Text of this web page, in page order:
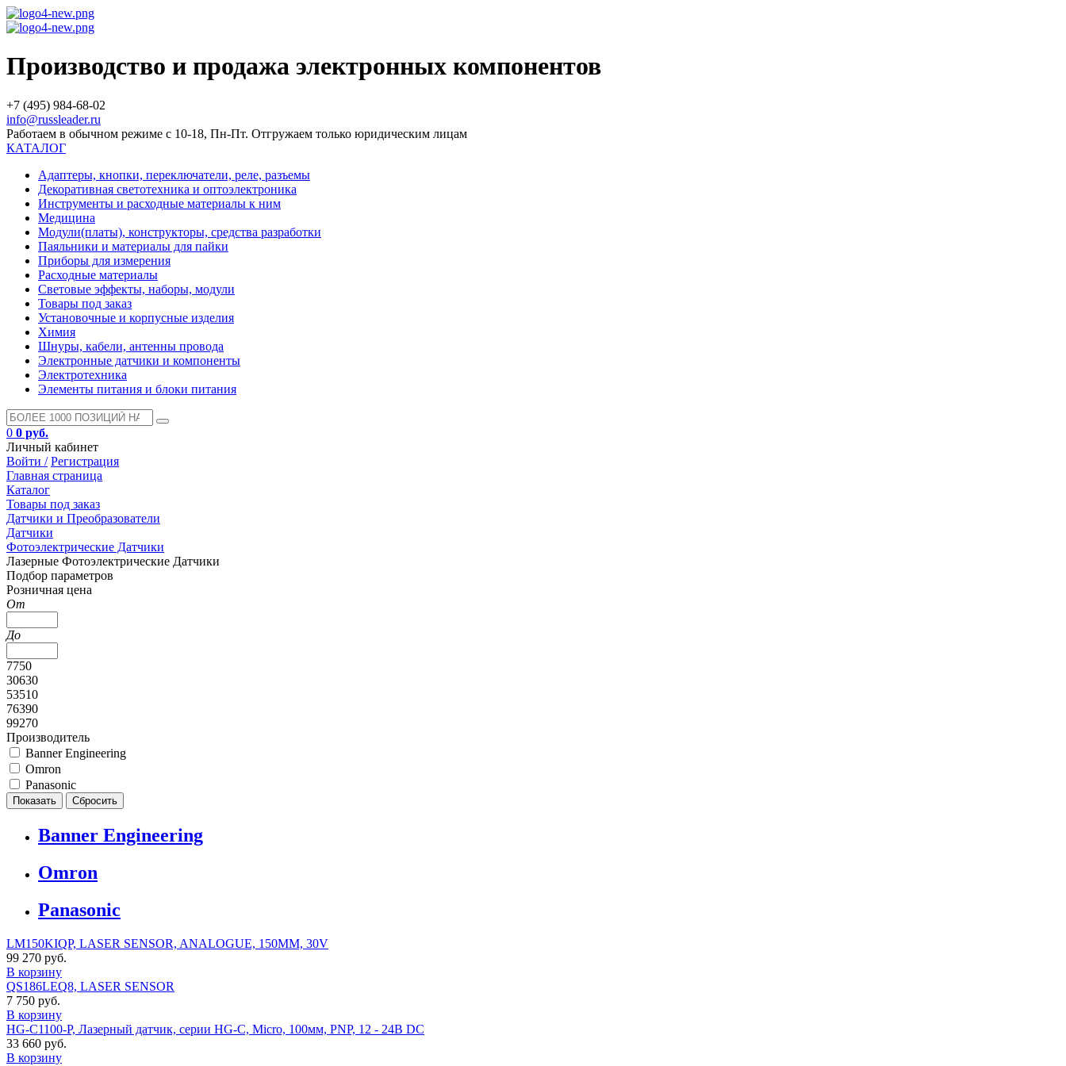
Производство и продажа электронных компонентов
+7 (495) 984-68-02
info@russleader.ru
Работаем в обычном режиме с 10-18, Пн-Пт. Отгружаем только юридическим лицам
КАТАЛОГ
Адаптеры, кнопки, переключатели, реле, разъемы
Декоративная светотехника и оптоэлектроника
Инструменты и расходные материалы к ним
Медицина
Модули(платы), конструкторы, средства разработки
Паяльники и материалы для пайки
Приборы для измерения
Расходные материалы
Световые эффекты, наборы, модули
Товары под заказ
Установочные и корпусные изделия
Химия
Шнуры, кабели, антенны провода
Электронные датчики и компоненты
Электротехника
Элементы питания и блоки питания
0 0 руб.
Личный кабинет
Войти / Регистрация
Главная страница
Каталог
Товары под заказ
Датчики и Преобразователи
Датчики
Фотоэлектрические Датчики
Лазерные Фотоэлектрические Датчики
Подбор параметров
Розничная цена
От
До
7750
30630
53510
76390
99270
Производитель
Banner Engineering
Omron
Panasonic
Banner Engineering
Omron
Panasonic
LM150KIQP, LASER SENSOR, ANALOGUE, 150MM, 30V
99 270 руб.
В корзину
QS186LEQ8, LASER SENSOR
7 750 руб.
В корзину
HG-C1100-P, Лазерный датчик, серии HG-C, Micro, 100мм, PNP, 12 - 24В DC
33 660 руб.
В корзину